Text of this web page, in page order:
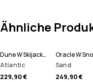
Ähnliche
Dune W Skijacke Damen
Atlantic
229,90 €
Sand
249,90 €